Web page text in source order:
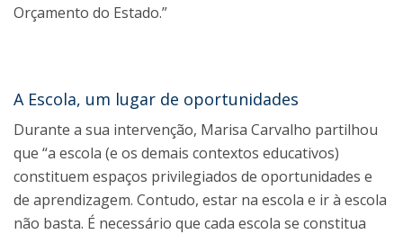
Orçamento do Estado.”
A Escola, um lugar de oportunidades
Durante a sua intervenção, Marisa Carvalho partilhou
que “a escola (e os demais contextos educativos)
constituem espaços privilegiados de oportunidades e
de aprendizagem. Contudo, estar na escola e ir à escola
não basta. É necessário que cada escola se constitua